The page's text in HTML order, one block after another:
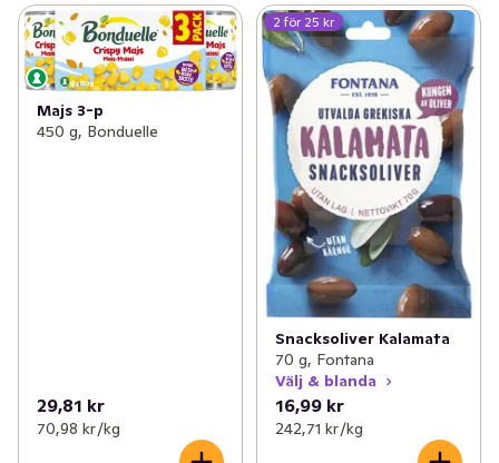
Majs 3-p
450 g, Bonduelle
29,81 kr
70,98 kr /kg
2 för 25 kr
Snacksoliver Kalamata
70 g, Fontana
Välj & blanda
16,99 kr
242,71 kr /kg